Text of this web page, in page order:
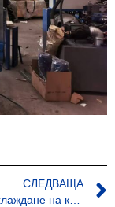
СЛЕДВАЩА
Линия за охлаждане на каучукови партиди: Ключът към прохладата в производството на каучук